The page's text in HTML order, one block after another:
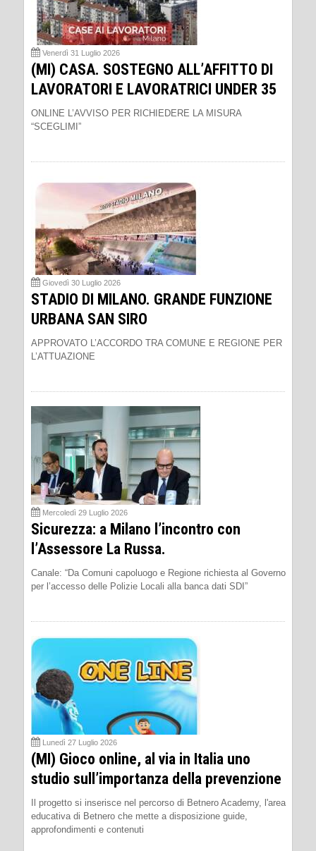
Venerdì 31 Luglio 2026
(MI) CASA. SOSTEGNO ALL’AFFITTO DI
LAVORATORI E LAVORATRICI UNDER 35
ONLINE L’AVVISO PER RICHIEDERE LA MISURA
“SCEGLIMI”
Giovedì 30 Luglio 2026
STADIO DI MILANO. GRANDE FUNZIONE
URBANA SAN SIRO
APPROVATO L’ACCORDO TRA COMUNE E REGIONE PER
L’ATTUAZIONE
Mercoledì 29 Luglio 2026
Sicurezza: a Milano l’incontro con
l’Assessore La Russa.
Canale: “Da Comuni capoluogo e Regione richiesta al Governo
per l’accesso delle Polizie Locali alla banca dati SDI”
Lunedì 27 Luglio 2026
(MI) Gioco online, al via in Italia uno
studio sull’importanza della prevenzione
Il progetto si inserisce nel percorso di Betnero Academy, l'area
educativa di Betnero che mette a disposizione guide,
approfondimenti e contenuti